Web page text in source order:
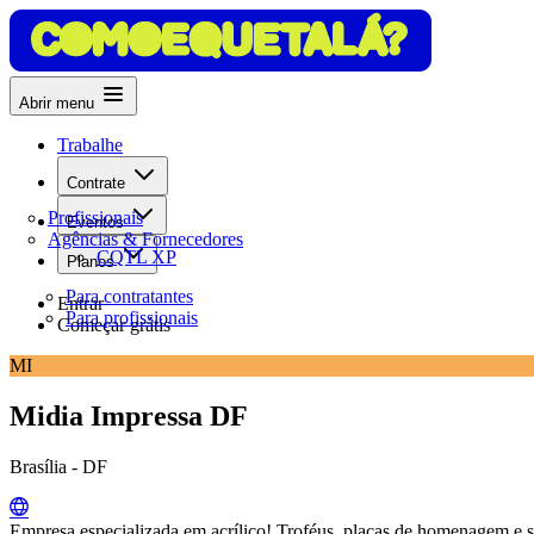
Abrir menu
Trabalhe
Contrate
Profissionais
Agências & Fornecedores
Eventos
CQTL XP
Planos
Para contratantes
Para profissionais
Entrar
Começar grátis
MI
Midia Impressa DF
Brasília - DF